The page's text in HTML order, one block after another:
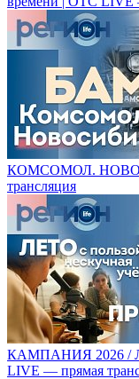
КОМСОМОЛ.
трансляция
КАМПАНИЯ 2026 /
LIVE — прямая